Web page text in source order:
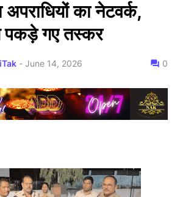
का नेटवर्क,
पकड़े गए तस्कर
- June 14, 2026 0